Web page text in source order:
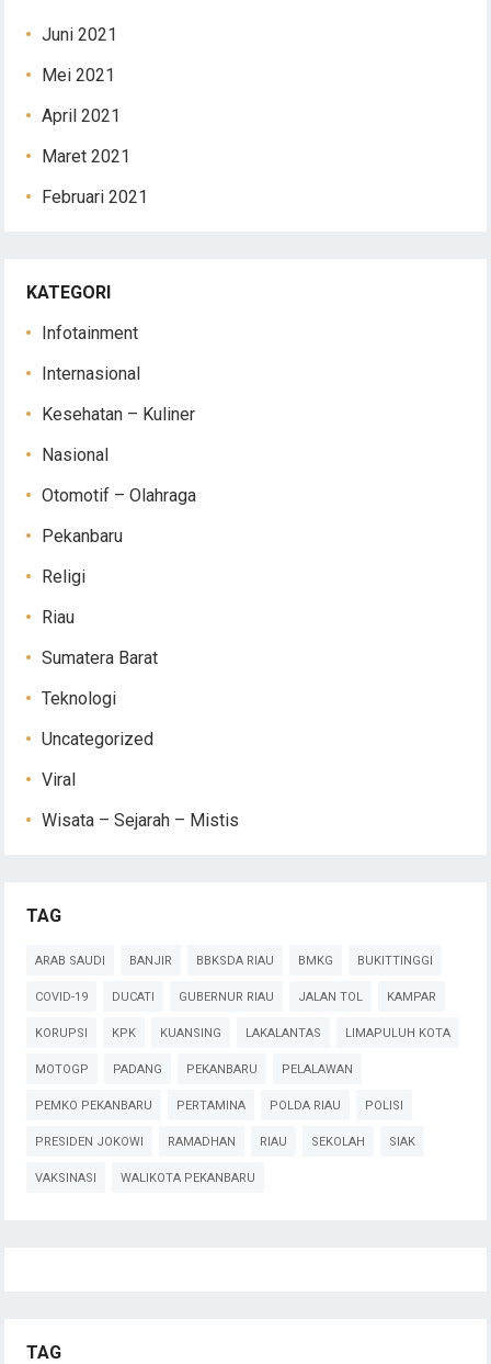
Juni 2021
Mei 2021
April 2021
Maret 2021
Februari 2021
KATEGORI
Infotainment
Internasional
Kesehatan – Kuliner
Nasional
Otomotif – Olahraga
Pekanbaru
Religi
Riau
Sumatera Barat
Teknologi
Uncategorized
Viral
Wisata – Sejarah – Mistis
TAG
ARAB SAUDI BANJIR BBKSDA RIAU BMKG BUKITTINGGI
COVID-19 DUCATI GUBERNUR RIAU JALAN TOL KAMPAR
KORUPSI KPK KUANSING LAKALANTAS LIMAPULUH KOTA
MOTOGP PADANG PEKANBARU PELALAWAN
PEMKO PEKANBARU PERTAMINA POLDA RIAU POLISI
PRESIDEN JOKOWI RAMADHAN RIAU SEKOLAH SIAK
VAKSINASI WALIKOTA PEKANBARU
TAG